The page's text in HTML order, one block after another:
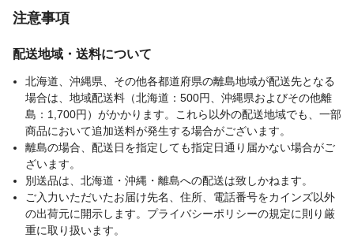
注意事項
配送地域・送料について
北海道、沖縄県、その他各都道府県の離島地域が配送先となる
場合は、地域配送料（北海道：500円、沖縄県およびその他離
島：1,700円）がかかります。これら以外の配送地域でも、一部
商品において追加送料が発生する場合がございます。
離島の場合、配送日を指定しても指定日通り届かない場合がご
ざいます。
別送品は、北海道・沖縄・離島への配送は致しかねます。
ご入力いただいたお届け先名、住所、電話番号をカインズ以外
の出荷元に開示します。プライバシーポリシーの規定に則り厳
重に取り扱います。